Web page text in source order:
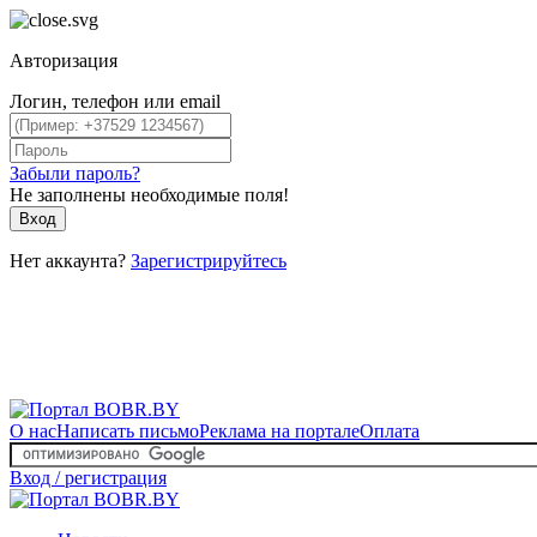
Авторизация
Логин, телефон или email
Забыли пароль?
Не заполнены необходимые поля!
Вход
Нет аккаунта? Зарегистрируйтесь
О насНаписать письмоРеклама на порталеОплата
Вход / регистрация